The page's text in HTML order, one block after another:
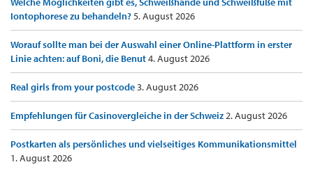
Iontophorese zu behandeln?5. August 2026
Worauf sollte man bei der Auswahl einer Online-Plattform in erster
Linie achten: auf Boni, die Benut4. August 2026
Real girls from your postcode3. August 2026
Empfehlungen für Casinovergleiche in der Schweiz2. August 2026
Postkarten als persönliches und vielseitiges Kommunikationsmittel
1. August 2026